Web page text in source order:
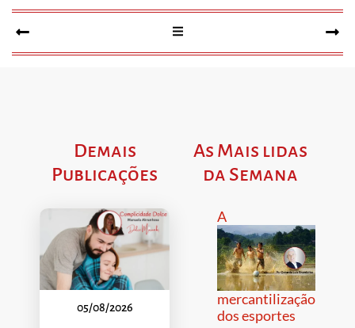
Demais
Publicações
05/08/2026
As Mais lidas
da Semana
A
mercantilização
dos esportes